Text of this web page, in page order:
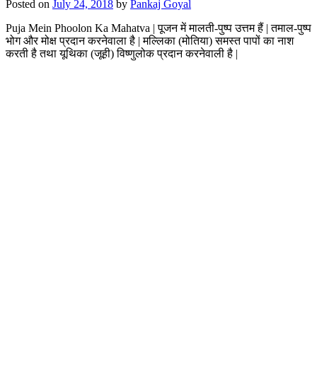
Posted on July 24, 2018 by Pankaj Goyal
Puja Mein Phoolon Ka Mahatva | पूजन में मालती-पुष्प उत्तम हैं | तमाल-पुष्प
भोग और मोक्ष प्रदान करनेवाला है | मल्लिका (मोतिया) समस्त पापों का नाश
करती है तथा यूथिका (जूही) विष्णुलोक प्रदान करनेवाली है |